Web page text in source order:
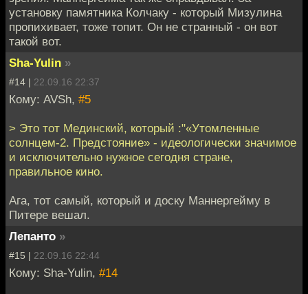
установку памятника Колчаку - который Мизулина
пропихивает, тоже топит. Он не странный - он вот
такой вот.
Sha-Yulin »
#14 | 22.09.16 22:37
Кому: AVSh, #5
> Это тот Мединский, который :"«Утомленные
солнцем-2. Предстояние» - идеологически значимое
и исключительно нужное сегодня стране,
правильное кино.
Ага, тот самый, который и доску Маннергейму в
Питере вешал.
Лепанто »
#15 | 22.09.16 22:44
Кому: Sha-Yulin, #14